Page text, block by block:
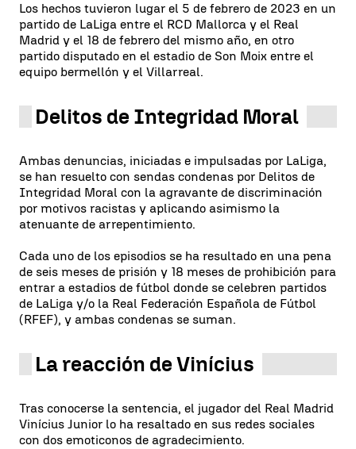
Los hechos tuvieron lugar el 5 de febrero de 2023 en un
partido de LaLiga entre el RCD Mallorca y el Real
Madrid y el 18 de febrero del mismo año, en otro
partido disputado en el estadio de Son Moix entre el
equipo bermellón y el Villarreal.
Delitos de Integridad Moral
Ambas denuncias, iniciadas e impulsadas por LaLiga,
se han resuelto con sendas condenas por Delitos de
Integridad Moral con la agravante de discriminación
por motivos racistas y aplicando asimismo la
atenuante de arrepentimiento.
Cada uno de los episodios se ha resultado en una pena
de seis meses de prisión y 18 meses de prohibición para
entrar a estadios de fútbol donde se celebren partidos
de LaLiga y/o la Real Federación Española de Fútbol
(RFEF), y ambas condenas se suman.
La reacción de Vinícius
Tras conocerse la sentencia, el jugador del Real Madrid
Vinícius Junior lo ha resaltado en sus redes sociales
con dos emoticonos de agradecimiento.